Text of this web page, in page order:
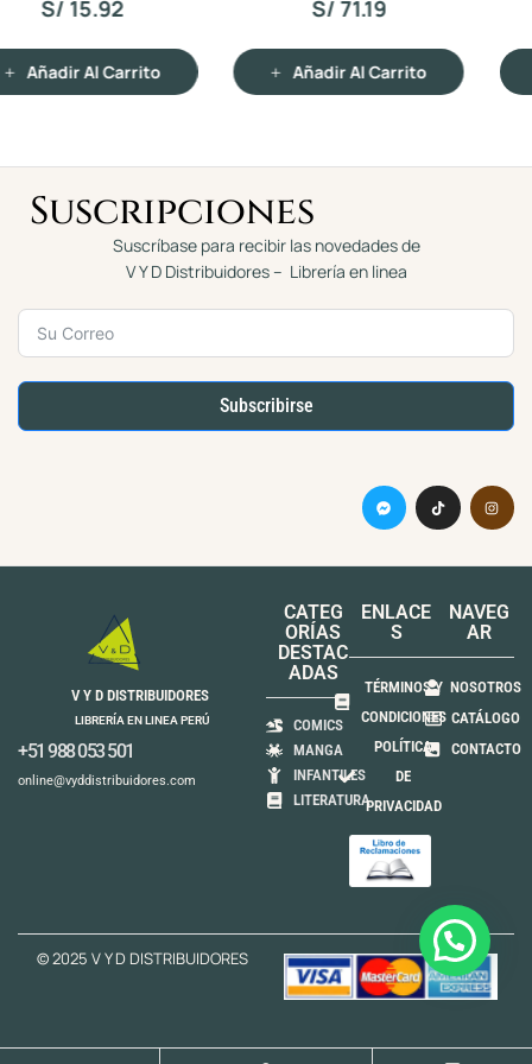
d
o
o
0
e
APRENDER CON EL
S/
Añadir Al Carrito
d
o
o
0
e
Suscripciones
Suscríbase para recibir las novedades de
V Y D Distribuidores – Librería en linea
Subscribirse
V Y D DISTRIBUIDORES
LIBRERÍA EN LINEA PERÚ
+51 988 053 501
online@vyddistribuidores.com
CATEG
ORÍAS
DESTAC
ADAS
COMICS
MANGA
INFANTILES
LITERATURA
ENLACE
S
TÉRMINOS Y
CONDICIONES
POLÍTICA
DE
PRIVACIDAD
NAVEG
AR
NOSOTROS
CATÁLOGO
CONTACTO
© 2025 V Y D DISTRIBUIDORES